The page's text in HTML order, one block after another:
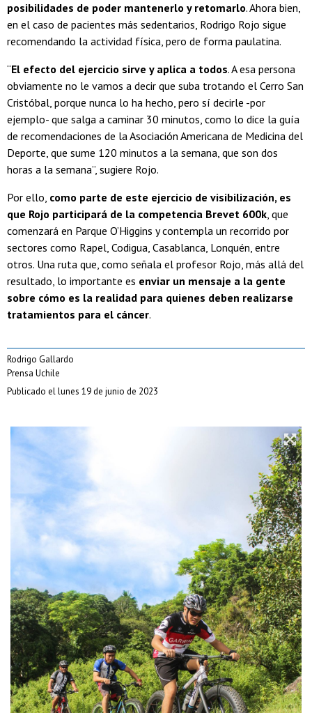
posibilidades de poder mantenerlo y retomarlo. Ahora bien,
en el caso de pacientes más sedentarios, Rodrigo Rojo sigue
recomendando la actividad física, pero de forma paulatina.
“El efecto del ejercicio sirve y aplica a todos. A esa persona
obviamente no le vamos a decir que suba trotando el Cerro San
Cristóbal, porque nunca lo ha hecho, pero sí decirle -por
ejemplo- que salga a caminar 30 minutos, como lo dice la guía
de recomendaciones de la Asociación Americana de Medicina del
Deporte, que sume 120 minutos a la semana, que son dos
horas a la semana”, sugiere Rojo.
Por ello, como parte de este ejercicio de visibilización, es
que Rojo participará de la competencia Brevet 600k , que
comenzará en Parque O’Higgins y contempla un recorrido por
sectores como Rapel, Codigua, Casablanca, Lonquén, entre
otros. Una ruta que, como señala el profesor Rojo, más allá del
resultado, lo importante es enviar un mensaje a la gente
sobre cómo es la realidad para quienes deben realizarse
tratamientos para el cáncer.
Rodrigo Gallardo
Prensa Uchile
Publicado el lunes 19 de junio de 2023